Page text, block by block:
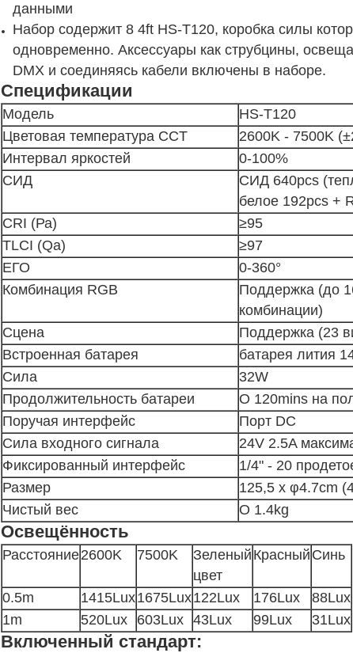
данными
Набор содержит 8 4ft HS-T120, коробка силы
одновременно. Аксессуары как струбцины,
DMX и соединяясь кабели включены в наборе.
Спецификации
Модель
HS-T120
Цветовая температура CCT
2600K - 7500K
Интервал яркостей
0-100%
СИД
СИД 640pcs
белое 192pcs +
CRI (Ра)
≥95
TLCI (Qa)
≥97
ЕГО
0-360°
Комбинация RGB
Поддержка (до
комбинации)
Сцена
Поддержка (23
Встроенная батарея
батарея лития
Сила
32W
Продолжительность батареи
О 120mins на
Поручая интерфейс
Порт DC
Сила входного сигнала
24V 2.5A
Фиксированный интерфейс
1/4" - 20
Размер
125,5 x φ4.7cm
Чистый вес
О 1.4kg
Освещённость
Расстояние2600K 7500K
Зеленый
цвет
Красный Синь
0.5m 1415Lux1675Lux122Lux 176Lux
88Lux
1m
520Lux 603Lux 43Lux 99Lux 31Lux
Включенный стандарт: